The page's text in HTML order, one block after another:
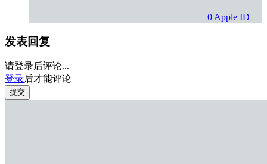
0 Apple ID
发表回复
请登录后评论...
登录后才能评论
提交